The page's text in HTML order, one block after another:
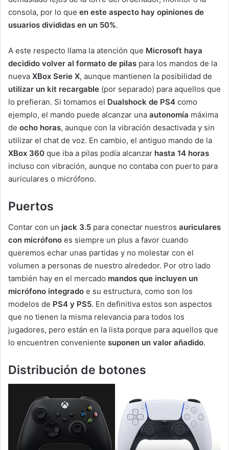
consola, por lo que en este aspecto hay opiniones de
usuarios divididas en un 50%.
A este respecto llama la atención que Microsoft haya
decidido volver al formato de pilas para los mandos de la
nueva XBox Serie X, aunque mantienen la posibilidad de
utilizar un kit recargable (por separado) para aquellos que
lo prefieran. Si tomamos el Dualshock de PS4 como
ejemplo, el mando puede alcanzar una autonomía máxima
de ocho horas, aunque con la vibración desactivada y sin
utilizar el chat de voz. En cambio, el antiguo mando de la
XBox 360 que iba a pilas podía alcanzar hasta 14 horas
incluso con vibración, aunque no contaba con puerto para
auriculares o micrófono.
Puertos
Contar con un jack 3.5 para conectar nuestros auriculares
con micrófono es siempre un plus a favor cuando
queremos echar unas partidas y no molestar con el
volumen a personas de nuestro alrededor. Por otro lado
también hay en el mercado mandos que incluyen un
micrófono integrado e su estructura, como son los
modelos de PS4 y PS5. En definitiva estos son aspectos
que no tienen la misma relevancia para todos los
jugadores, pero están en la lista porque para aquellos que
lo encuentren conveniente suponen un valor añadido.
Distribución de botones